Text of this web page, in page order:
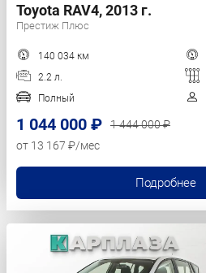
Toyota RAV4, 2013 г.
Престиж Плюс
140 034 км
2.2 л.
Полный
1 044 000 ₽
1 444 000 ₽
от 13 167 ₽/мес
Подробнее